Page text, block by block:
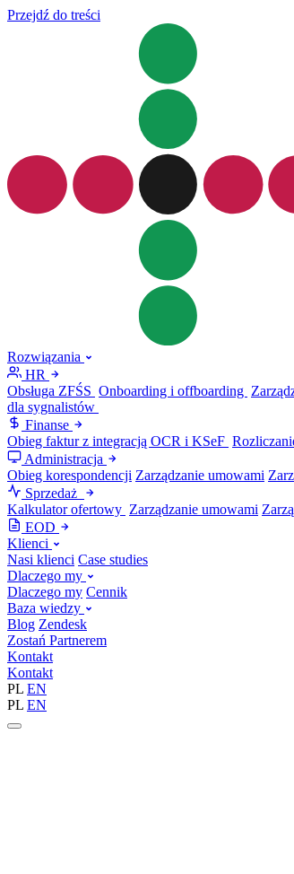
Przejdź do treści
Rozwiązania
HR
Obsługa ZFŚS Onboarding i offboarding
dla sygnalistów
Finanse
Obieg faktur z integracją OCR i KSeF
Administracja
Obieg korespondencji Zarządzanie umowami
Sprzedaż
Kalkulator ofertowy Zarządzanie umowami
EOD
Klienci
Nasi klienci Case studies
Dlaczego my
Dlaczego my Cennik
Baza wiedzy
Blog Zendesk
Zostań Partnerem
Kontakt
Kontakt
PL EN
PL EN